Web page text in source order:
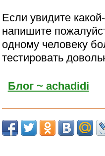
Если увидите
напишите
одному человеку
тестировать
Блог ~ achadidi